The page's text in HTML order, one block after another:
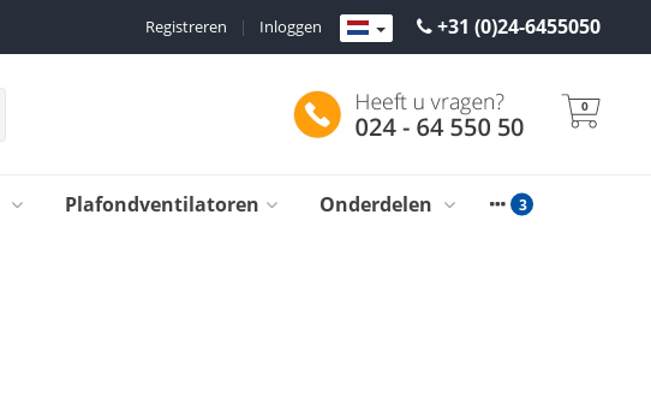
+31 (0)24-6455050
Inloggen
|
Registreren
0
Plafondventilatoren Onderdelen